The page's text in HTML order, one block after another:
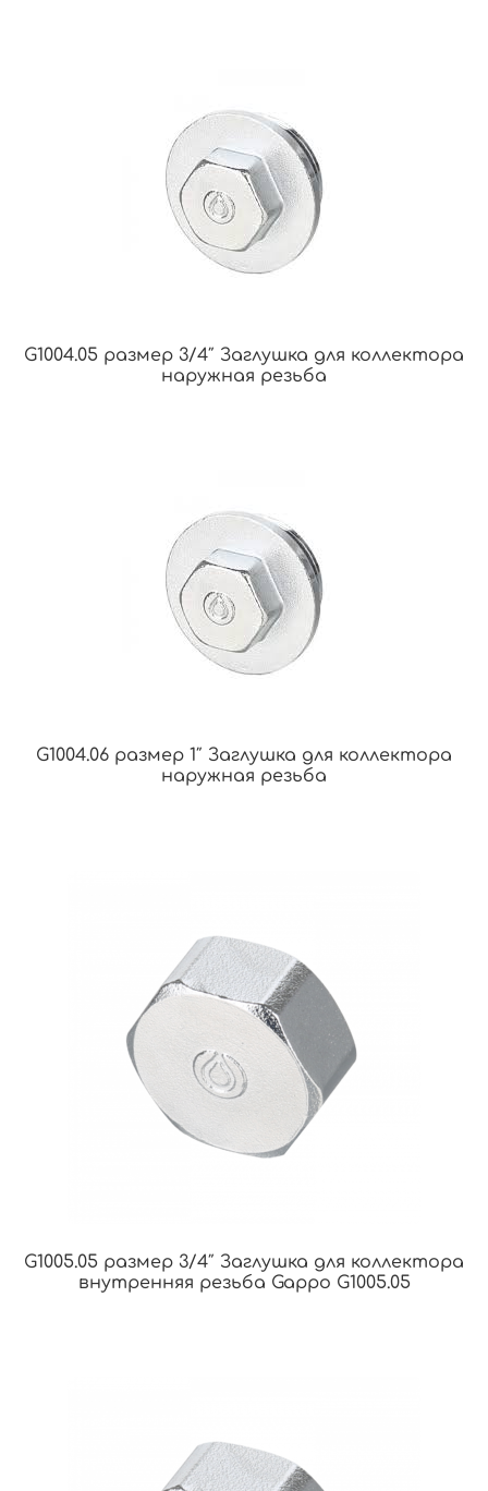
G1004.05 размер 3/4″ Заглушка для коллектора
наружная резьба
G1004.06 размер 1″ Заглушка для коллектора
наружная резьба
G1005.05 размер 3/4″ Заглушка для коллектора
внутренняя резьба Gappo G1005.05